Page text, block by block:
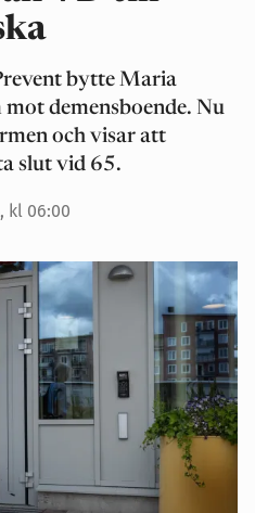
bytte Maria
demensboende. Nu
och visar att
slut vid 65.
kl 06:00